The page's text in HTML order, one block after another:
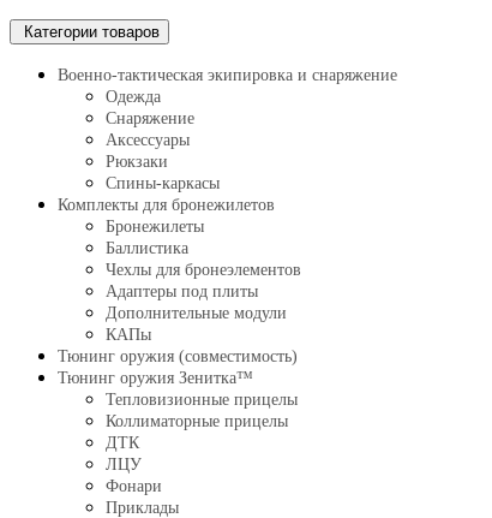
Категории товаров
Военно-тактическая экипировка и снаряжение
Одежда
Снаряжение
Аксессуары
Рюкзаки
Спины-каркасы
Комплекты для бронежилетов
Бронежилеты
Баллистика
Чехлы для бронеэлементов
Адаптеры под плиты
Дополнительные модули
КАПы
Тюнинг оружия (совместимость)
Тюнинг оружия Зенитка™
Тепловизионные прицелы
Коллиматорные прицелы
ДТК
ЛЦУ
Фонари
Приклады